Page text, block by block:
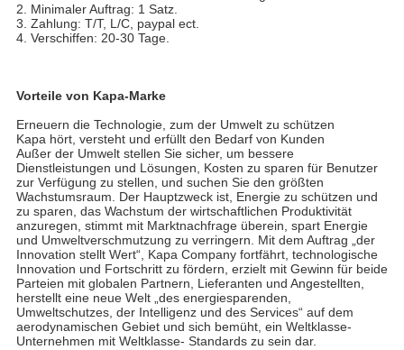
2. Minimaler Auftrag: 1 Satz.
3. Zahlung: T/T, L/C, paypal ect.
4. Verschiffen: 20-30 Tage.
Vorteile von Kapa-Marke
Erneuern die Technologie, zum der Umwelt zu schützen
Kapa hört, versteht und erfüllt den Bedarf von Kunden
Außer der Umwelt stellen Sie sicher, um bessere
Dienstleistungen und Lösungen, Kosten zu sparen für Benutzer
zur Verfügung zu stellen, und suchen Sie den größten
Wachstumsraum. Der Hauptzweck ist, Energie zu schützen und
zu sparen, das Wachstum der wirtschaftlichen Produktivität
anzuregen, stimmt mit Marktnachfrage überein, spart Energie
und Umweltverschmutzung zu verringern. Mit dem Auftrag „der
Innovation stellt Wert“, Kapa Company fortfährt, technologische
Innovation und Fortschritt zu fördern, erzielt mit Gewinn für beide
Parteien mit globalen Partnern, Lieferanten und Angestellten,
herstellt eine neue Welt „des energiesparenden,
Umweltschutzes, der Intelligenz und des Services“ auf dem
aerodynamischen Gebiet und sich bemüht, ein Weltklasse-
Unternehmen mit Weltklasse- Standards zu sein dar.